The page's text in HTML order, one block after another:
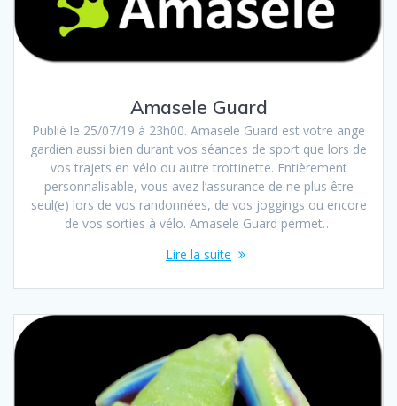
Amasele Guard
Publié le 25/07/19 à 23h00. Amasele Guard est votre ange
gardien aussi bien durant vos séances de sport que lors de
vos trajets en vélo ou autre trottinette. Entièrement
personnalisable, vous avez l’assurance de ne plus être
seul(e) lors de vos randonnées, de vos joggings ou encore
de vos sorties à vélo. Amasele Guard permet…
Lire la suite